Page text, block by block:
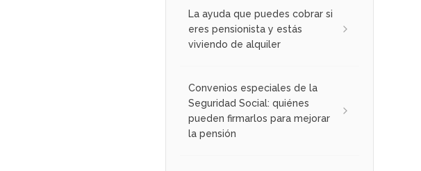
La ayuda que puedes cobrar si
eres pensionista y estás
viviendo de alquiler
Convenios especiales de la
Seguridad Social: quiénes
pueden firmarlos para mejorar
la pensión